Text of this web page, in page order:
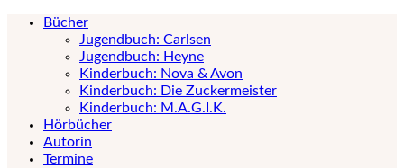
Bücher
Jugendbuch: Carlsen
Jugendbuch: Heyne
Kinderbuch: Nova & Avon
Kinderbuch: Die Zuckermeister
Kinderbuch: M.A.G.I.K.
Hörbücher
Autorin
Termine